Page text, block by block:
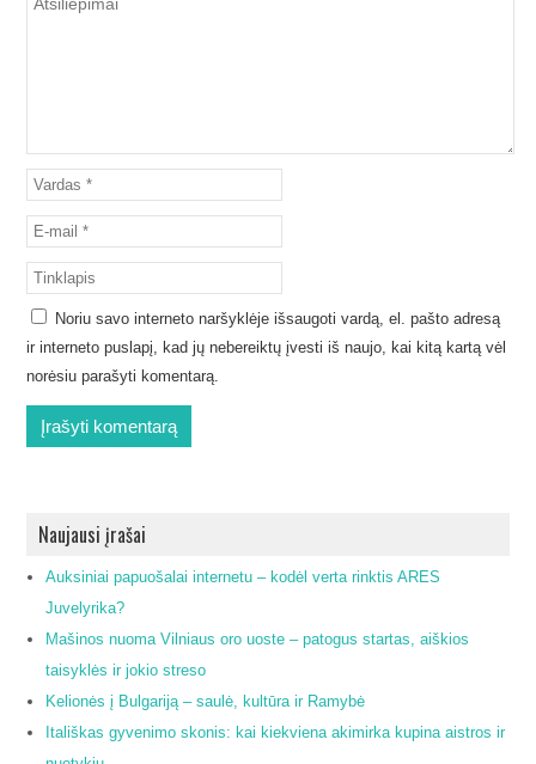
Noriu savo interneto naršyklėje išsaugoti vardą, el. pašto adresą
ir interneto puslapį, kad jų nebereiktų įvesti iš naujo, kai kitą kartą vėl
norėsiu parašyti komentarą.
Naujausi įrašai
Auksiniai papuošalai internetu – kodėl verta rinktis ARES
Juvelyrika?
Mašinos nuoma Vilniaus oro uoste – patogus startas, aiškios
taisyklės ir jokio streso
Kelionės į Bulgariją – saulė, kultūra ir Ramybė
Itališkas gyvenimo skonis: kai kiekviena akimirka kupina aistros ir